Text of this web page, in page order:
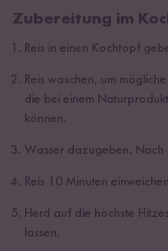
Zubereitung im
Reis in einen Kochtopf
Reis waschen, um
die bei einem
können.
Wasser dazugeben. Nach
Reis 10 Minuten
Herd auf die höchste
lassen.